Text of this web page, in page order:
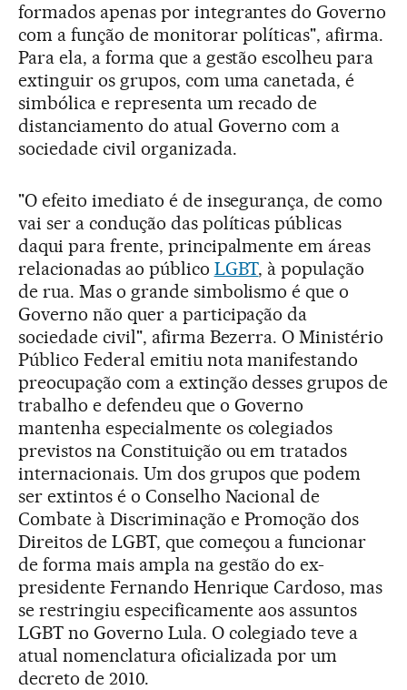
formados apenas por integrantes do Governo
com a função de monitorar políticas", afirma.
Para ela, a forma que a gestão escolheu para
extinguir os grupos, com uma canetada, é
simbólica e representa um recado de
distanciamento do atual Governo com a
sociedade civil organizada.
"O efeito imediato é de insegurança, de como
vai ser a condução das políticas públicas
daqui para frente, principalmente em áreas
relacionadas ao público LGBT, à população
de rua. Mas o grande simbolismo é que o
Governo não quer a participação da
sociedade civil", afirma Bezerra. O Ministério
Público Federal emitiu nota manifestando
preocupação com a extinção desses grupos de
trabalho e defendeu que o Governo
mantenha especialmente os colegiados
previstos na Constituição ou em tratados
internacionais. Um dos grupos que podem
ser extintos é o Conselho Nacional de
Combate à Discriminação e Promoção dos
Direitos de LGBT, que começou a funcionar
de forma mais ampla na gestão do ex-
presidente Fernando Henrique Cardoso, mas
se restringiu especificamente aos assuntos
LGBT no Governo Lula. O colegiado teve a
atual nomenclatura oficializada por um
decreto de 2010.